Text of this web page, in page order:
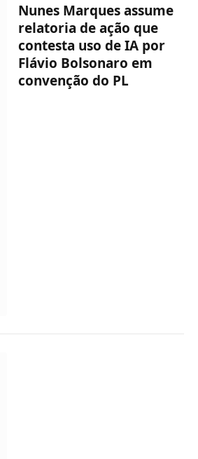
Nunes Marques assume
relatoria de ação que
contesta uso de IA por
Flávio Bolsonaro em
convenção do PL